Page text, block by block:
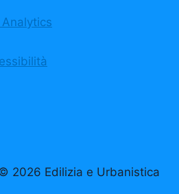
2026 Edilizia e Urbanistica